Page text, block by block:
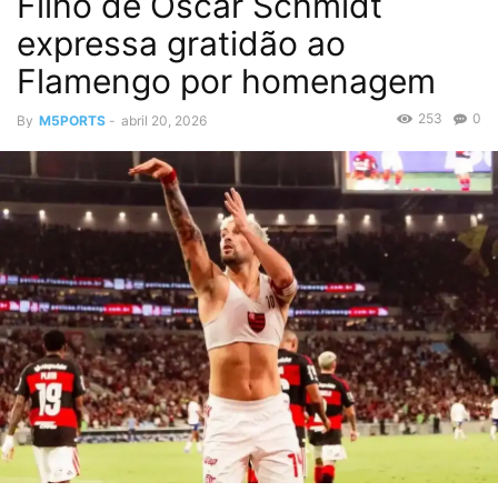
expressa gratidão ao
Flamengo por homenagem
By M5PORTS - abril 20, 2026 0
253